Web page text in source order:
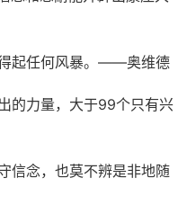
起任何风暴。——奥维德
的力量，大于99个只有兴
信念，也莫不辨是非地随